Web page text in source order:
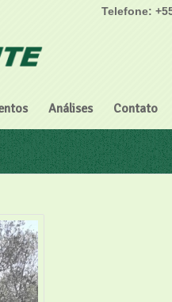
Telefone:
Análises Contato